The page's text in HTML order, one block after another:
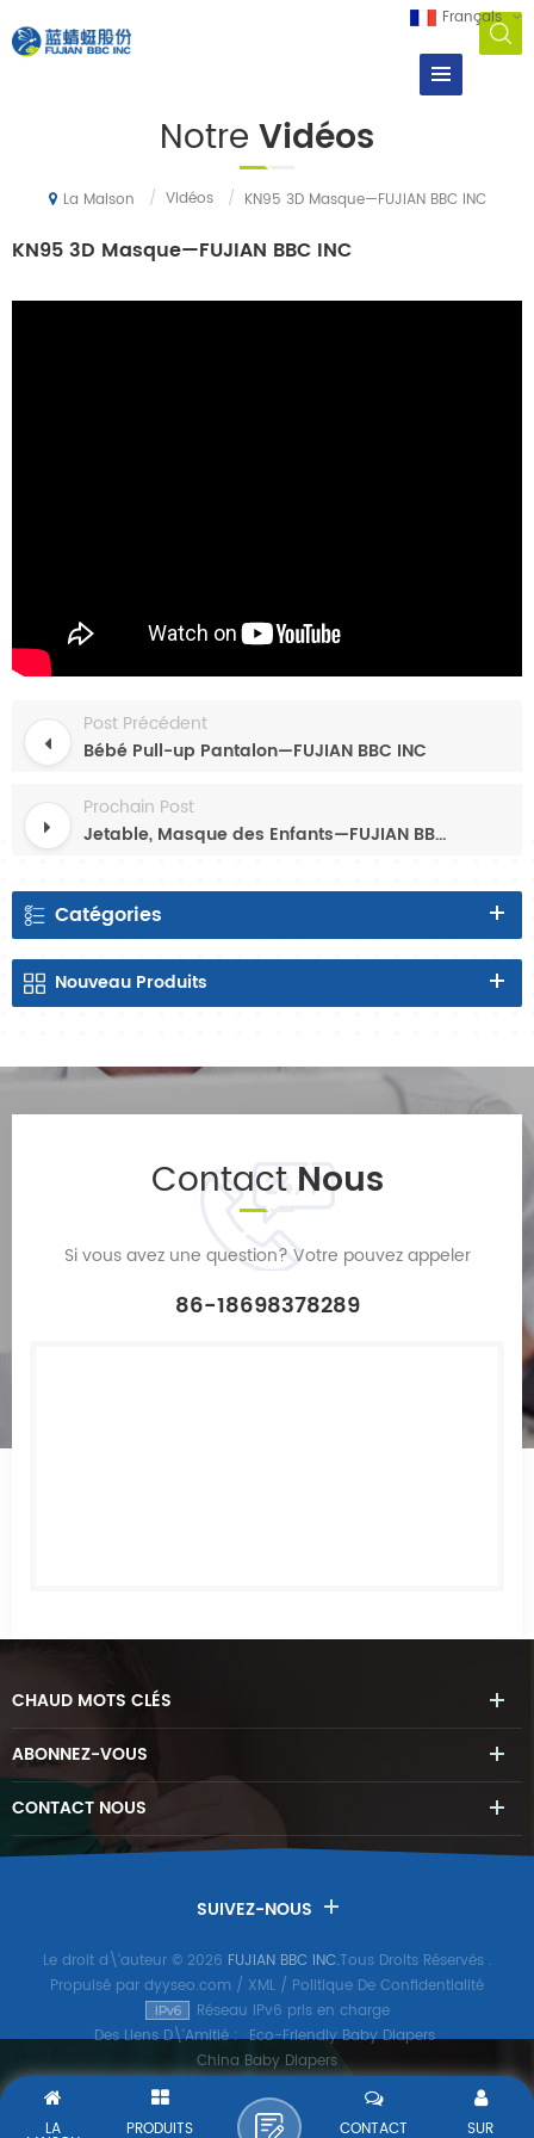
Français
NotreVidéos
La Maison / Vidéos / KN95 3D Masque—FUJIAN BBC INC
KN95 3D Masque—FUJIAN BBC INC
Post Précédent
Bébé Pull-up Pantalon—FUJIAN BBC INC
Prochain Post
Jetable, Masque des Enfants—FUJIAN BBC INC
Catégories
Nouveau Produits
ContactNous
Si vous avez une question? Votre pouvez appeler
86-18698378289
CHAUD MOTS CLÉS
ABONNEZ-VOUS
CONTACT NOUS
SUIVEZ-NOUS
Le droit d\'auteur © 2026 FUJIAN BBC INC.Tous Droits Réservés .
Propulsé par dyyseo.com / XML / Politique De Confidentialité
Réseau IPv6 pris en charge
Des Liens D\'Amitié : Eco-Friendly Baby Diapers
China Baby Diapers
LA PRODUITS SUR
CONTACT